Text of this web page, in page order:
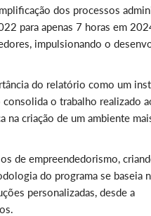
dos processos
para apenas 7 horas em
impulsionando o
do relatório como um
o trabalho realizado
na criação de um ambiente
de empreendedorismo,
do programa se baseia
personalizadas, desde a